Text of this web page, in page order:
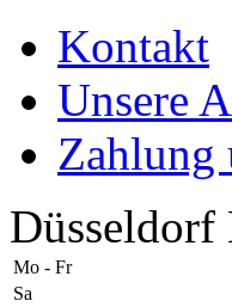
Kontakt
Unsere
Zahlung
Mo - Fr
Sa